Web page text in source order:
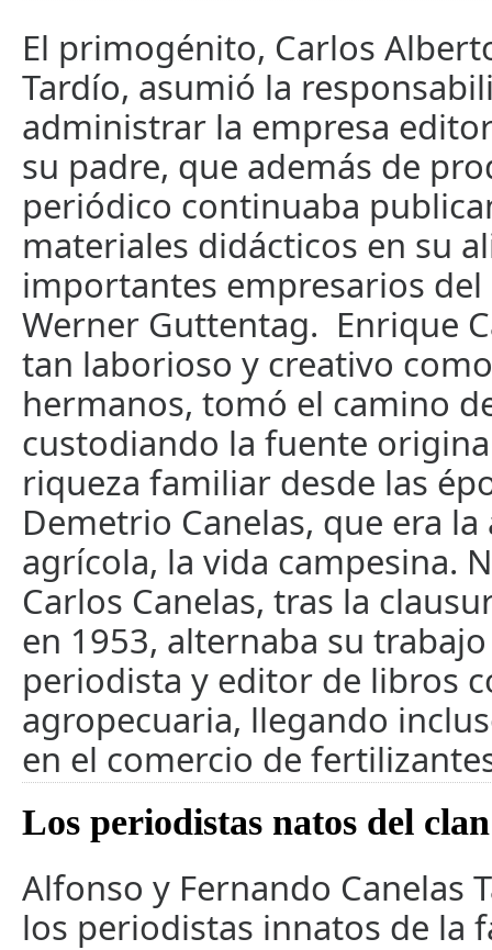
El primogénito, Carlos
Tardío, asumió la
administrar la empresa
su padre, que además de
periódico continuaba
materiales didácticos en su
importantes empresarios
Werner Guttentag. Enrique
tan laborioso y creativo
hermanos, tomó el camino
custodiando la fuente
riqueza familiar desde las
Demetrio Canelas, que era
agrícola, la vida campesina.
Carlos Canelas, tras la
en 1953, alternaba su
periodista y editor de libros
agropecuaria, llegando
en el comercio de
Los periodistas natos del clan
Alfonso y Fernando Canelas
los periodistas innatos de la